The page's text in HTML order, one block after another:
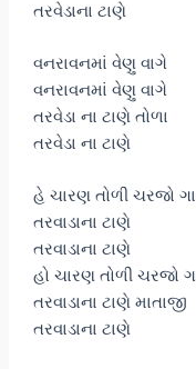
તરવેડાના ટાણે
વનરાવનમાં વેણુ વાગે
વનરાવનમાં વેણુ વાગે
તરવેડા ના ટાણે તોળા
તરવેડા ના ટાણે
હે ચારણ તોળી ચરજો
તરવાડાના ટાણે
તરવાડાના ટાણે
હો ચારણ તોળી ચરજો
તરવાડાના ટાણે માતાજી
તરવાડાના ટાણે